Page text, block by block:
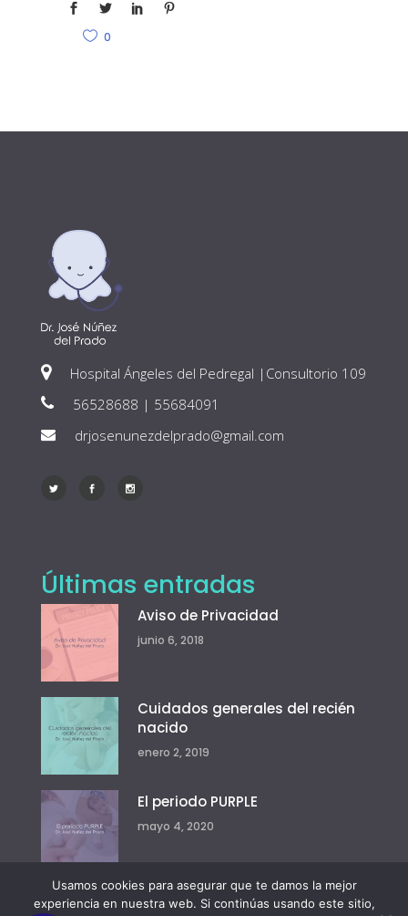
0
Hospital Ángeles del Pedregal |Consultorio 109
56528688 | 55684091
drjosenunezdelprado@gmail.com
Últimas entradas
Aviso de Privacidad
junio 6, 2018
Cuidados generales del recién
nacido
enero 2, 2019
El periodo PURPLE
mayo 4, 2020
Usamos cookies para asegurar que te damos la mejor
experiencia en nuestra web. Si continúas usando este sitio,